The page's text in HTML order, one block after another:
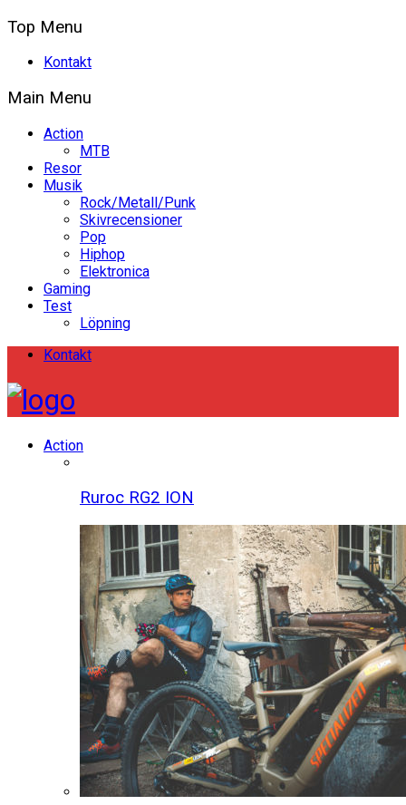
Top Menu
Kontakt
Main Menu
Action
MTB
Resor
Musik
Rock/Metall/Punk
Skivrecensioner
Pop
Hiphop
Elektronica
Gaming
Test
Löpning
Kontakt
Action
Ruroc RG2 ION